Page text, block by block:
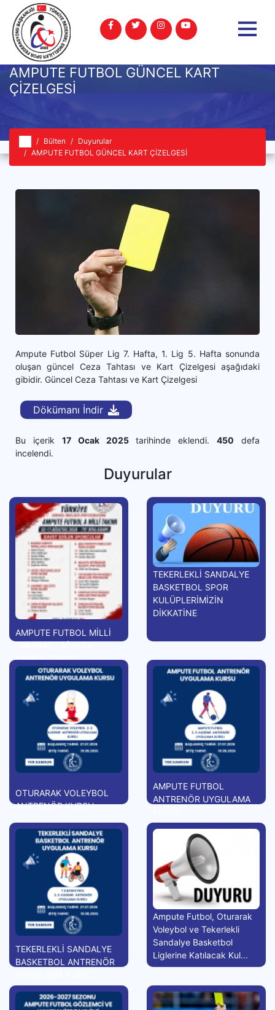
AMPUTE FUTBOL GÜNCEL KART
ÇİZELGESİ
Bülten
Duyurular
AMPUTE FUTBOL GÜNCEL KART ÇİZELGESİ
Ampute Futbol Süper Lig 7. Hafta, 1. Lig 5. Hafta sonunda
oluşan güncel Ceza Tahtası ve Kart Çizelgesi aşağıdaki
gibidir. Güncel Ceza Tahtası ve Kart Çizelgesi
Dökümanı İndir
Bu içerik 17 Ocak 2025tarihinde eklendi.450 defa
incelendi.
Duyurular
AMPUTE FUTBOL MİLLİ
KAMPA GİRİYOR
TEKERLEKLİ SANDALYE
BASKETBOL SPOR
KULÜPLERİMİZİN
DİKKATİNE
OTURARAK VOLEYBOL
ANTRENÖR KURSU
AMPUTE FUTBOL
ANTRENÖR UYGULAMA
TEKERLEKLİ SANDALYE
BASKETBOL ANTRENÖR
Ampute Futbol, Oturarak
Voleybol ve Tekerlekli
Sandalye Basketbol
Liglerine Katılacak Kul...